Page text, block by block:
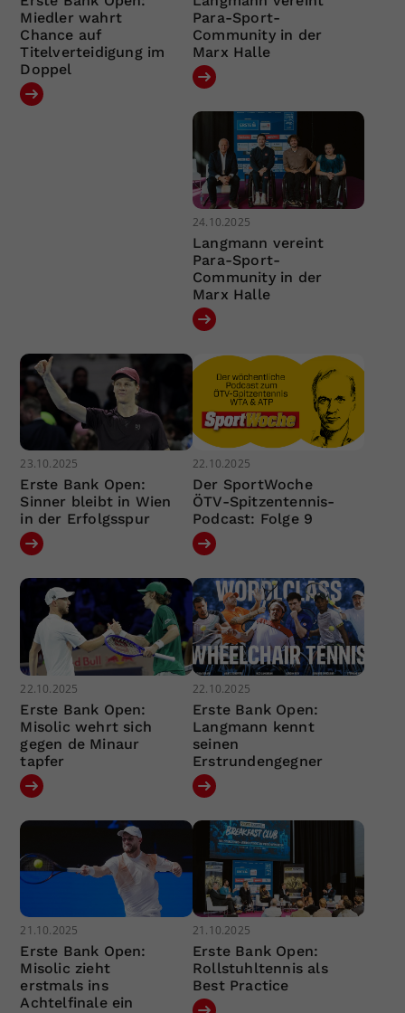
Miedler wahrt
Chance auf
Titelverteidigung im
Doppel
Para-Sport-
Community in der
Marx Halle
24.10.2025
Langmann vereint
Para-Sport-
Community in der
Marx Halle
23.10.2025
Erste Bank Open:
Sinner bleibt in Wien
in der Erfolgsspur
22.10.2025
Der SportWoche
ÖTV-Spitzentennis-
Podcast: Folge 9
22.10.2025
Erste Bank Open:
Misolic wehrt sich
gegen de Minaur
tapfer
22.10.2025
Erste Bank Open:
Langmann kennt
seinen
Erstrundengegner
21.10.2025
Erste Bank Open:
Misolic zieht
erstmals ins
Achtelfinale ein
21.10.2025
Erste Bank Open:
Rollstuhltennis als
Best Practice